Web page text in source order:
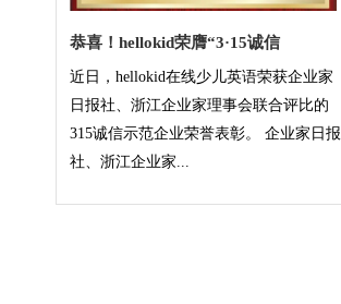
恭喜！hellokid荣膺“3·15诚信
近日，hellokid在线少儿英语荣获企业家
日报社、浙江企业家理事会联合评比的
315诚信示范企业荣誉表彰。 企业家日报
社、浙江企业家...